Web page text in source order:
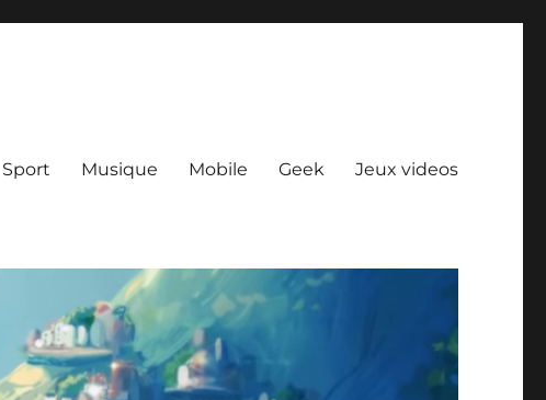
Sport Musique Mobile Geek Jeux videos